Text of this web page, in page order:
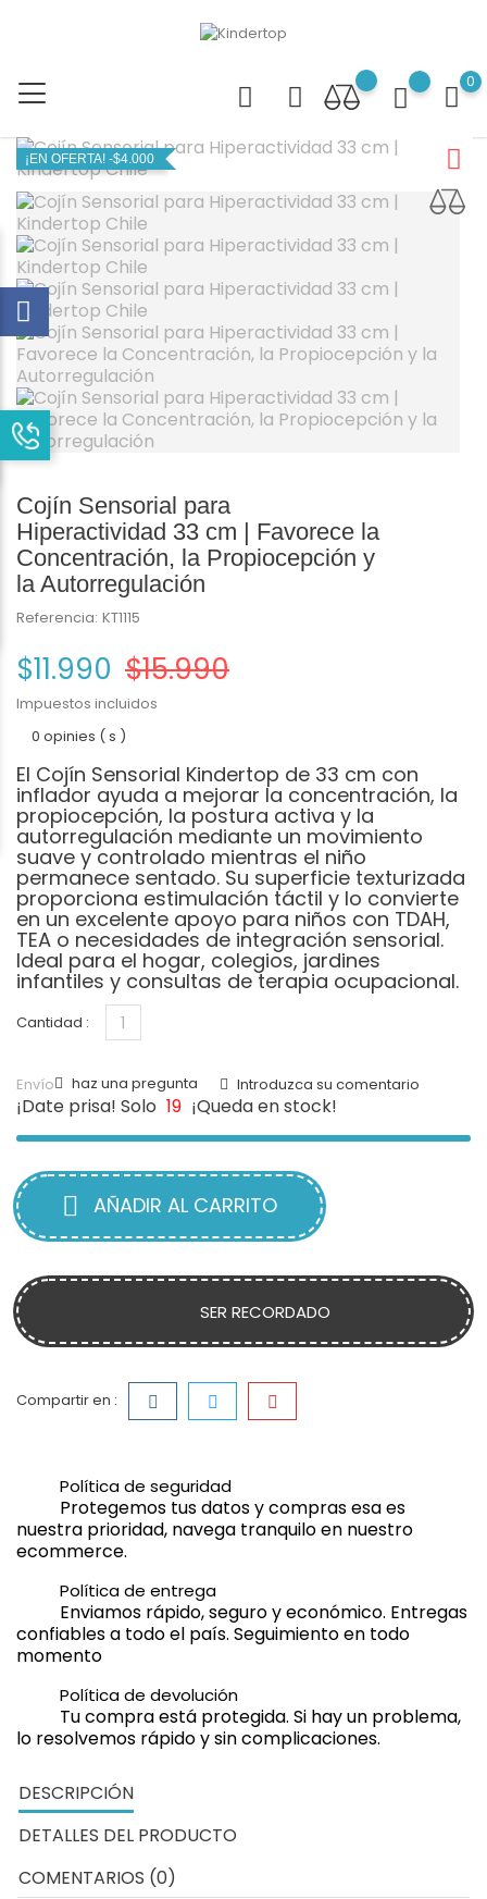
0
¡EN OFERTA! -$4.000
Cojín Sensorial para
Hiperactividad 33 cm | Favorece la
Concentración, la Propiocepción y
la Autorregulación
Referencia: KT1115
$11.990 $15.990
Impuestos incluidos
0 opinies ( s )
El Cojín Sensorial Kindertop de 33 cm con
inflador ayuda a mejorar la concentración, la
propiocepción, la postura activa y la
autorregulación mediante un movimiento
suave y controlado mientras el niño
permanece sentado. Su superficie texturizada
proporciona estimulación táctil y lo convierte
en un excelente apoyo para niños con TDAH,
TEA o necesidades de integración sensorial.
Ideal para el hogar, colegios, jardines
infantiles y consultas de terapia ocupacional.
Cantidad :
Envío haz una pregunta Introduzca su comentario
¡Date prisa! Solo 19 ¡Queda en stock!
AÑADIR AL CARRITO
SER RECORDADO
Compartir en :
Política de seguridad
Protegemos tus datos y compras esa es
nuestra prioridad, navega tranquilo en nuestro
ecommerce.
Política de entrega
Enviamos rápido, seguro y económico. Entregas
confiables a todo el país. Seguimiento en todo
momento
Política de devolución
Tu compra está protegida. Si hay un problema,
lo resolvemos rápido y sin complicaciones.
DESCRIPCIÓN
DETALLES DEL PRODUCTO
COMENTARIOS (0)